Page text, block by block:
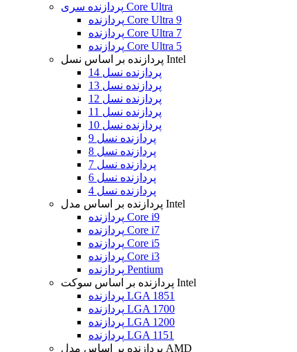
پردازنده سری Core Ultra
پردازنده Core Ultra 9
پردازنده Core Ultra 7
پردازنده Core Ultra 5
پردازنده بر اساس نسل Intel
پردازنده نسل 14
پردازنده نسل 13
پردازنده نسل 12
پردازنده نسل 11
پردازنده نسل 10
پردازنده نسل 9
پردازنده نسل 8
پردازنده نسل 7
پردازنده نسل 6
پردازنده نسل 4
پردازنده بر اساس مدل Intel
پردازنده Core i9
پردازنده Core i7
پردازنده Core i5
پردازنده Core i3
پردازنده Pentium
پردازنده بر اساس سوکت Intel
پردازنده LGA 1851
پردازنده LGA 1700
پردازنده LGA 1200
پردازنده LGA 1151
پردازنده بر اساس مدل AMD